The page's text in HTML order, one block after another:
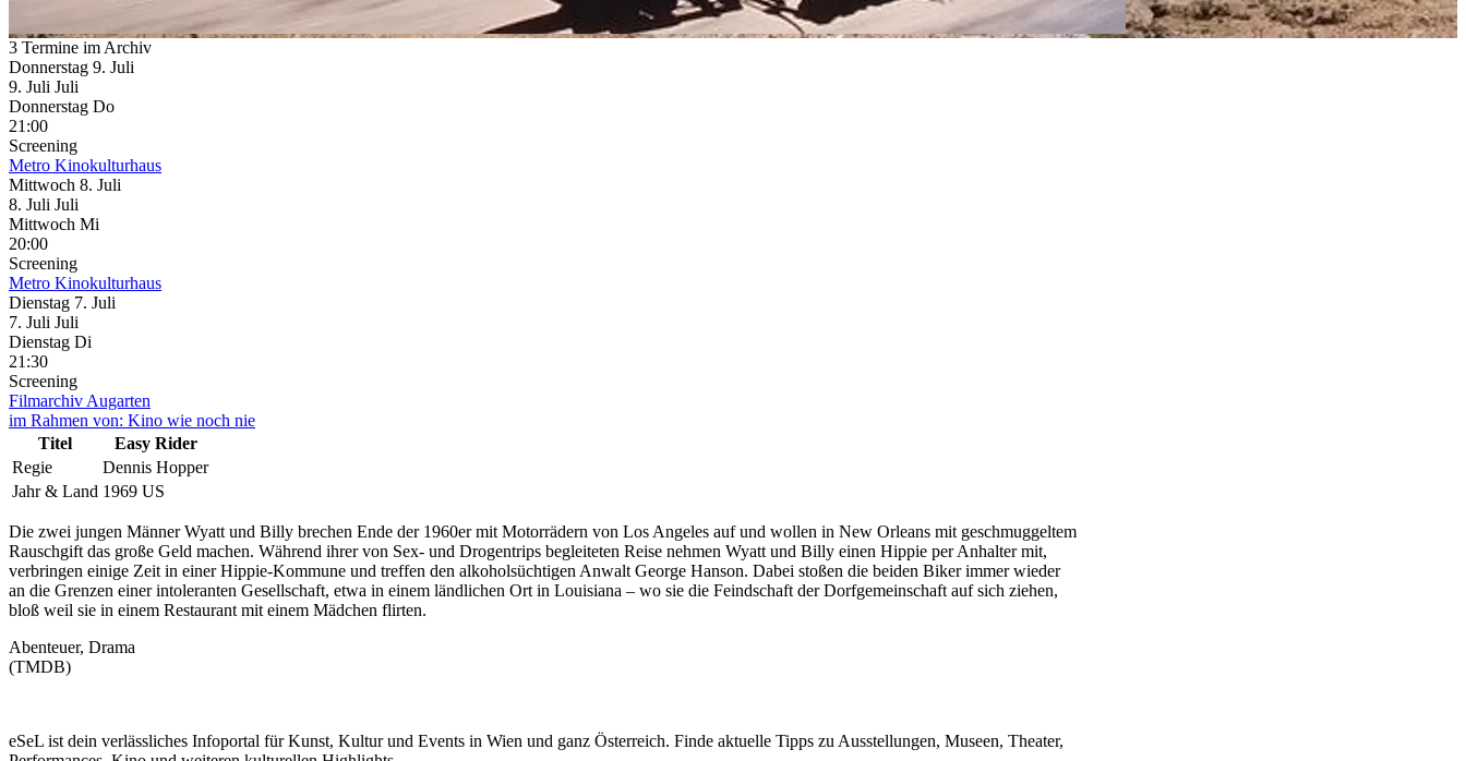
3 Termine im Archiv
Donnerstag 9. Juli
9. Juli Juli
Donnerstag Do
21:00
Screening
Metro Kinokulturhaus
Mittwoch 8. Juli
8. Juli Juli
Mittwoch Mi
20:00
Screening
Metro Kinokulturhaus
Dienstag 7. Juli
7. Juli Juli
Dienstag Di
21:30
Screening
Filmarchiv Augarten
im Rahmen von: Kino wie noch nie
Titel
Easy Rider
Regie
Dennis Hopper
Jahr & Land 1969 US
Die zwei jungen Männer Wyatt und Billy brechen Ende der 1960er mit Motorrädern von Los Angeles auf und wollen in New Orleans mit geschmuggeltem
Rauschgift das große Geld machen. Während ihrer von Sex- und Drogentrips begleiteten Reise nehmen Wyatt und Billy einen Hippie per Anhalter mit,
verbringen einige Zeit in einer Hippie-Kommune und treffen den alkoholsüchtigen Anwalt George Hanson. Dabei stoßen die beiden Biker immer wieder
an die Grenzen einer intoleranten Gesellschaft, etwa in einem ländlichen Ort in Louisiana – wo sie die Feindschaft der Dorfgemeinschaft auf sich ziehen,
bloß weil sie in einem Restaurant mit einem Mädchen flirten.
Abenteuer, Drama
(TMDB)
eSeL ist dein verlässliches Infoportal für Kunst, Kultur und Events in Wien und ganz Österreich. Finde aktuelle Tipps zu Ausstellungen, Museen, Theater,